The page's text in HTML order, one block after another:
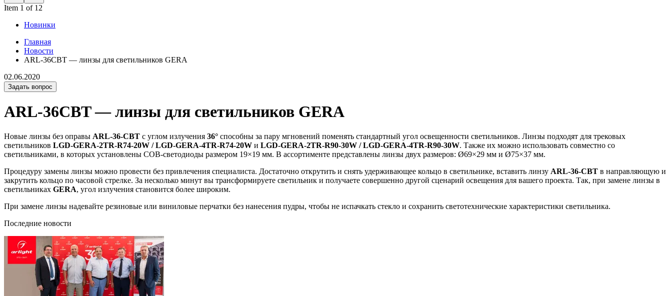
Item 1 of 12
Новинки
Главная
Новости
ARL-36CBT — линзы для светильников GERA
02.06.2020
Задать вопрос
ARL-36CBT — линзы для светильников GERA
Новые линзы без оправы ARL-36-CBT с углом излучения 36° способны за пару мгновений поменять стандартный угол освещенности светильников. Линзы подходят для трековых
светильников LGD-GERA-2TR-R74-20W / LGD-GERA-4TR-R74-20W и LGD-GERA-2TR-R90-30W / LGD-GERA-4TR-R90-30W. Также их можно использовать совместно со
светильниками, в которых установлены COB-светодиоды размером 19×19 мм. В ассортименте представлены линзы двух размеров: Ø69×29 мм и Ø75×37 мм.
Процедуру замены линзы можно провести без привлечения специалиста. Достаточно открутить и снять удерживающее кольцо в светильнике, вставить линзу ARL-36-CBT в направляющую и
закрутить кольцо по часовой стрелке. За несколько минут вы трансформируете светильник и получаете совершенно другой сценарий освещения для вашего проекта. Так, при замене линзы в
светильниках GERA, угол излучения становится более широким.
При замене линзы надевайте резиновые или виниловые перчатки без нанесения пудры, чтобы не испачкать стекло и сохранить светотехнические характеристики светильника.
Последние новости